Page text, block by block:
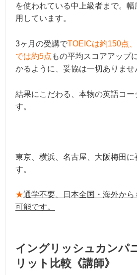
を使われている中上級者まで。幅
用しています。
3ヶ月の受講でTOEICは約150点
では約5点 もの平均スコアアップ
かるように、妥協は一切ありませ
結果にこだわる、本物の英語コ
す。
東京、横浜、名古屋、大阪梅田に
す。
★通学不要、日本全国・海外か
可能です。
イングリッシュカンパ
リット比較《講師》